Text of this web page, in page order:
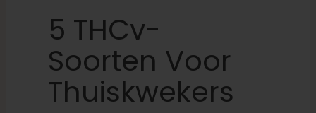
5 THCv-
Soorten Voor
Thuiskwekers